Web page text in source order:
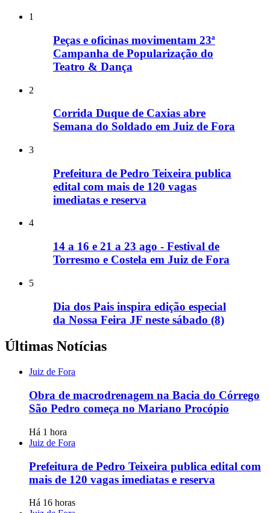
1
Peças e oficinas movimentam 23ª
Campanha de Popularização do
Teatro & Dança
2
Corrida Duque de Caxias abre
Semana do Soldado em Juiz de Fora
3
Prefeitura de Pedro Teixeira publica
edital com mais de 120 vagas
imediatas e reserva
4
14 a 16 e 21 a 23 ago - Festival de
Torresmo e Costela em Juiz de Fora
5
Dia dos Pais inspira edição especial
da Nossa Feira JF neste sábado (8)
Últimas Notícias
Juiz de Fora
Obra de macrodrenagem na Bacia do Córrego
São Pedro começa no Mariano Procópio
Há 1 hora
Juiz de Fora
Prefeitura de Pedro Teixeira publica edital com
mais de 120 vagas imediatas e reserva
Há 16 horas